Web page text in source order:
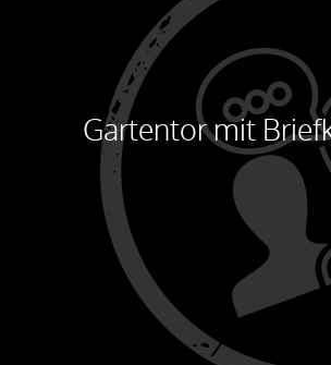
Gartentor mit